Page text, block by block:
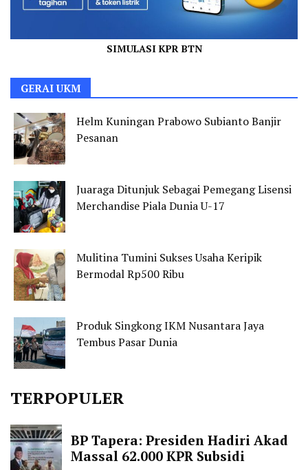
SIMULASI KPR BTN
GERAI UKM
Helm Kuningan Prabowo Subianto Banjir
Pesanan
Juaraga Ditunjuk Sebagai Pemegang Lisensi
Merchandise Piala Dunia U-17
Mulitina Tumini Sukses Usaha Keripik
Bermodal Rp500 Ribu
Produk Singkong IKM Nusantara Jaya
Tembus Pasar Dunia
TERPOPULER